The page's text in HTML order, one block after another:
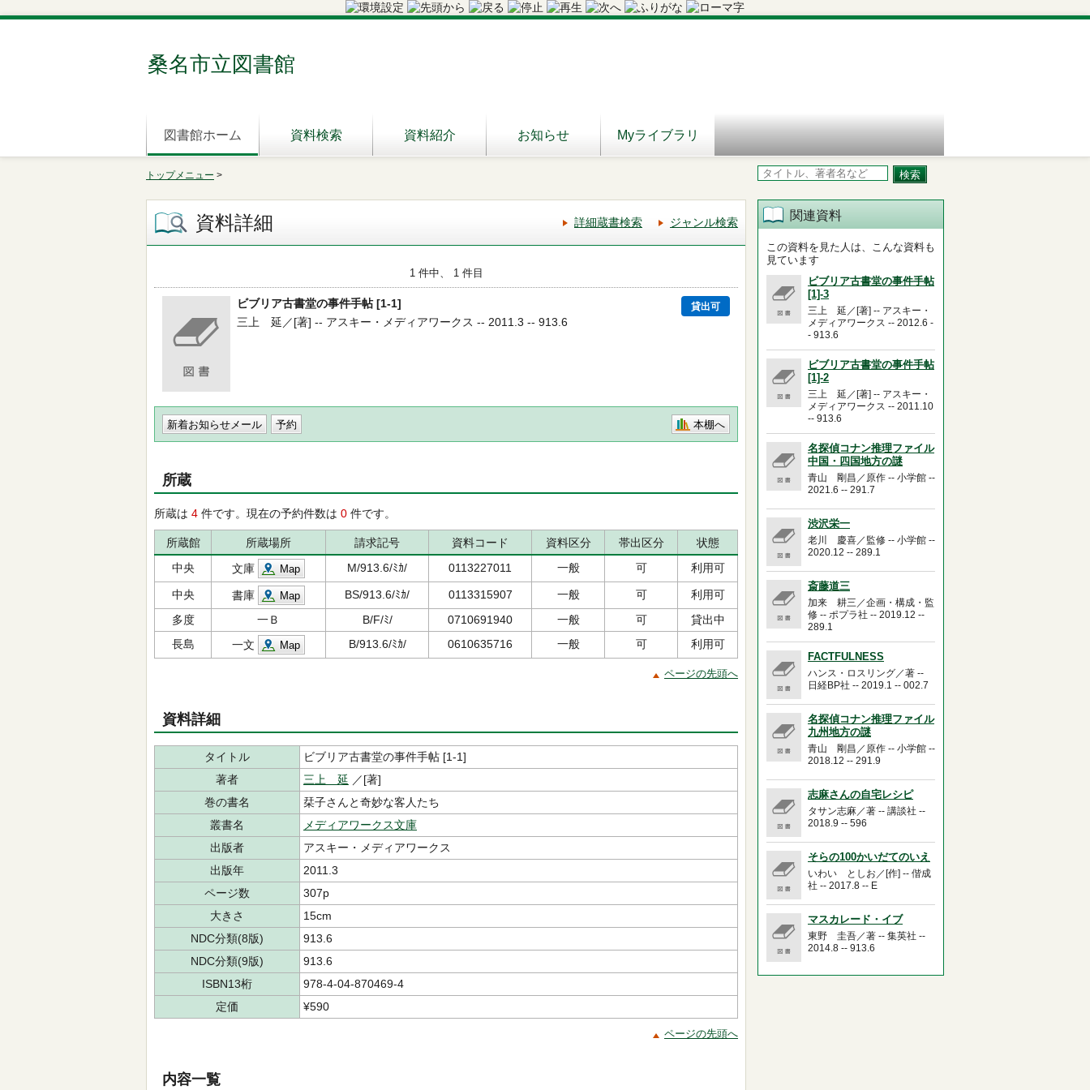
桑名市立図書館
図書館ホーム 資料検索 資料紹介 お知らせ Myライブラリ
トップメニュー >
資料詳細 詳細蔵書検索 ジャンル検索
1 件中、 1 件目
ビブリア古書堂の事件手帖 [1-1] 貸出可
三上 延／[著] -- アスキー・メディアワークス -- 2011.3 -- 913.6
新着お知らせメール 本棚へ
所蔵
所蔵は 4 件です。現在の予約件数は 0 件です。
所蔵館 所蔵場所 請求記号 資料コード 資料区分 帯出区分
状態
中央
文庫 Map M/913.6/ﾐｶ/ 0113227011 一般 可 利用可
中央 書庫 Map BS/913.6/ﾐｶ/ 0113315907 一般 可
利用可
多度
一Ｂ B/F/ﾐ/ 0710691940 一般 可
貸出中
長島
一文 Map B/913.6/ﾐｶ/ 0610635716 一般 可 利用可
ページの先頭へ
資料詳細
タイトル
ビブリア古書堂の事件手帖 [1-1]
著者
三上 延 ／[著]
巻の書名
栞子さんと奇妙な客人たち
叢書名
メディアワークス文庫
出版者
アスキー・メディアワークス
出版年
2011.3
ページ数
307p
大きさ
15cm
NDC分類(8版)
913.6
NDC分類(9版)
913.6
ISBN13桁
978-4-04-870469-4
定価
¥590
ページの先頭へ
内容一覧
関連資料
この資料を見た人は、こんな資料も
見ています
ビブリア古書堂の事件手帖
[1]-3
三上 延／[著] -- アスキー・
メディアワークス -- 2012.6 -
- 913.6
ビブリア古書堂の事件手帖
[1]-2
三上 延／[著] -- アスキー・
メディアワークス -- 2011.10
-- 913.6
名探偵コナン推理ファイル
中国・四国地方の謎
青山 剛昌／原作 -- 小学館 --
2021.6 -- 291.7
渋沢栄一
老川 慶喜／監修 -- 小学館 --
2020.12 -- 289.1
斎藤道三
加来 耕三／企画・構成・監
修 -- ポプラ社 -- 2019.12 --
289.1
FACTFULNESS
ハンス・ロスリング／著 --
日経BP社 -- 2019.1 -- 002.7
名探偵コナン推理ファイル
九州地方の謎
青山 剛昌／原作 -- 小学館 --
2018.12 -- 291.9
志麻さんの自宅レシピ
タサン志麻／著 -- 講談社 --
2018.9 -- 596
そらの100かいだてのいえ
いわい としお／[作] -- 偕成
社 -- 2017.8 -- E
マスカレード・イブ
東野 圭吾／著 -- 集英社 --
2014.8 -- 913.6